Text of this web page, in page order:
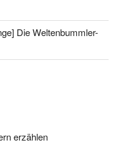
Die Weltenbummler-